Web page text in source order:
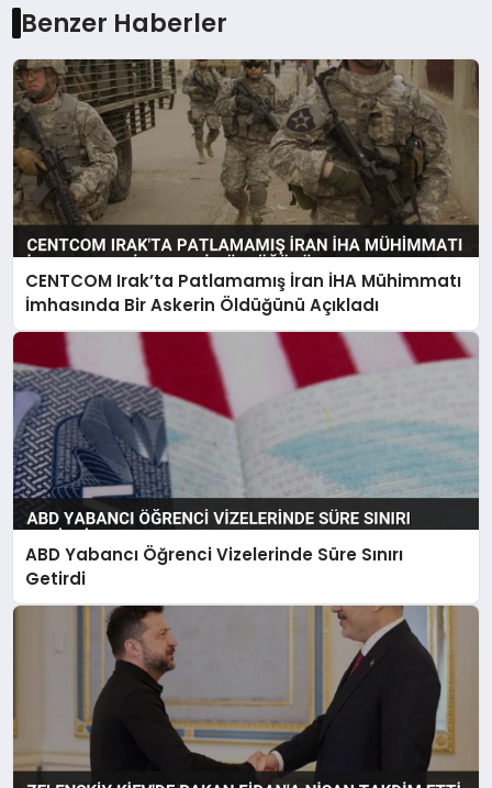
Benzer Haberler
CENTCOM Irak’ta Patlamamış İran İHA Mühimmatı
İmhasında Bir Askerin Öldüğünü Açıkladı
ABD Yabancı Öğrenci Vizelerinde Süre Sınırı
Getirdi